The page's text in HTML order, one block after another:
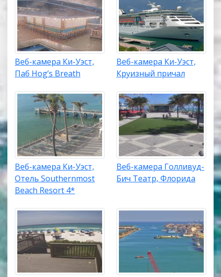
Веб-камера Ки-Уэст,
Паб Hog’s Breath
Веб-камера Ки-Уэст,
Круизный причал
Веб-камера Ки-Уэст,
Отель Southernmost
Beach Resort 4*
Веб-камера Голливуд-
Бич Театр, Флорида